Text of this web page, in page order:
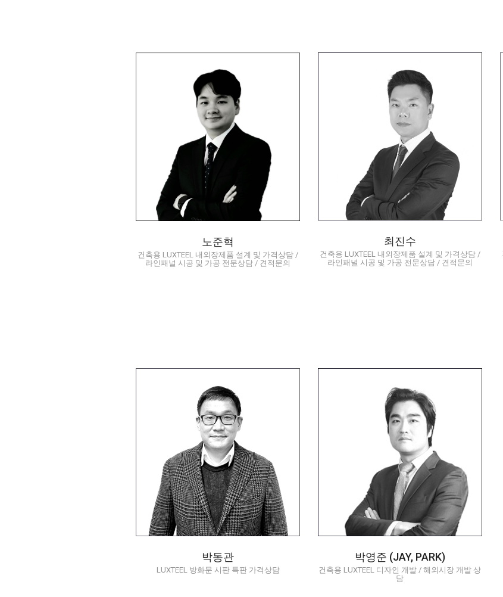
건축용 Luxteel 내외장제품 설
계 및 가격상담 / 라인패널 시
공 및 가공 전문상담 / 견적문
의
junhyeok.noh@dongkuk.com
02-2222-0265
010-6359-5650
Q/A
노준혁
건축용 LUXTEEL 내외장제품 설계 및 가격상담 /
라인패널 시공 및 가공 전문상담 / 견적문의
건축용 Luxteel 내외장제품 설
계 및 가격상담 / 라인패널 시
공 및 가공 전문상담 / 견적문
의
jinsu.choi@dongkuk.com
02-2222-0265
010-6359-5650
Q/A
최진수
건축용 LUXTEEL 내외장제품 설계 및 가격상담 /
라인패널 시공 및 가공 전문상담 / 견적문의
Luxteel 방화문 시판 특판 가
격상담
dongkwan.park@dongkuk.com
02-2222-0139
010-4817-0790
Q/A
박동관
LUXTEEL 방화문 시판 특판 가격상담
건축용 Luxteel 디자인 개발 /
해외시장 개발 상담
youngjoon.park@dongkuk.com
02-2222-0351
010-9191-7375
Q/A
박영준 (JAY, PARK)
건축용 LUXTEEL 디자인 개발 / 해외시장 개발 상
담